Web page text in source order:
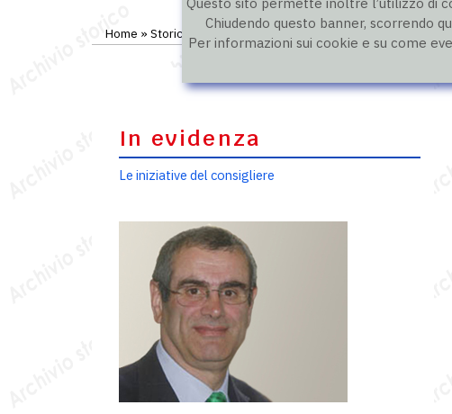
Chiudendo questo banner, scorrendo
Per informazioni sui cookie e su come
Home » Storico IX legislatura »Consiglieri
In evidenza
Le iniziative del consigliere